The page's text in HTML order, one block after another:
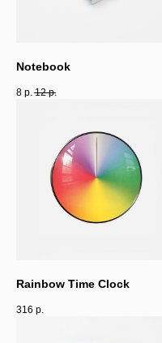
Notebook
8 р. 12 р.
Rainbow Time Clock
316 р.